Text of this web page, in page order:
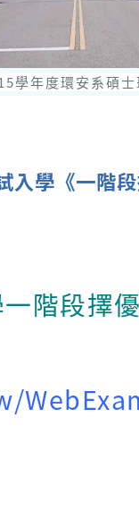
學年度環安系碩
入學《一階
階段擇